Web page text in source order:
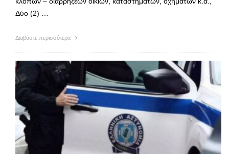
Δύο (2) …
Διαβάστε περισσότερα